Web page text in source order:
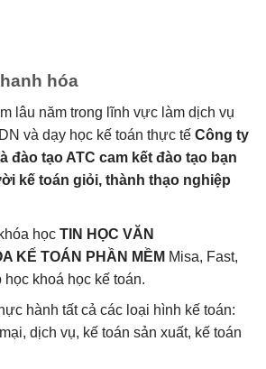
hóa
lâu năm trong lĩnh vực làm dịch vụ
và dạy học kế toán thực tế Công ty
đào tạo ATC cam kết đào tạo bạn
kế toán giỏi, thành thạo nghiệp
học TIN HỌC VĂN
KẾ TOÁN PHẦN MỀMMisa, Fast,
khoá học kế toán.
hành tất cả các loại hình kế toán:
dịch vụ, kế toán sản xuất, kế toán